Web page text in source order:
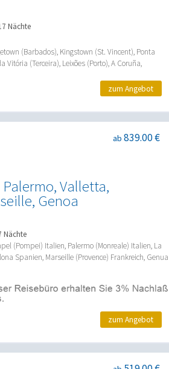
Nächte
(Barbados), Kingstown (St. Vincent), Ponta
Vitória (Terceira), Leixões (Porto), A Coruña,
zum Angebot
Valletta,
Genoa
ab 839.00 €
Nächte
(Pompei) Italien, Palermo (Monreale) Italien, La
Spanien, Marseille (Provence) Frankreich, Genua
zum Angebot